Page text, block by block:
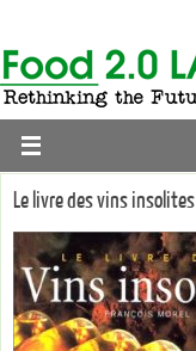
Le livre des vins insolites